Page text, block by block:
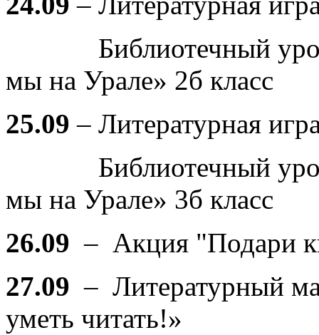
Библиотечный урок
мы на Урале» 2б класс
25.09 – Литературная
Библиотечный урок
мы на Урале» 3б класс
26.09 – Акция "Подари
27.09 – Литературный
уметь читать!»